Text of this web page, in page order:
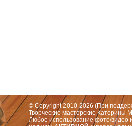
© Copyright 2010-2026 (При
Творческие мастерские Катерины
Любое использование фото/видео